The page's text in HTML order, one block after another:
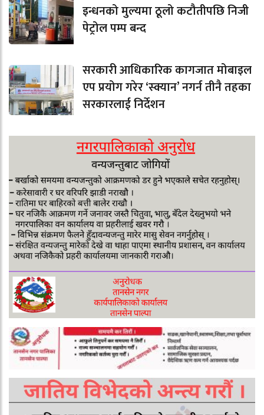
इन्धनको मुल्यमा ठूलो कटौतीपछि निजी
पेट्रोल पम्प बन्द
सरकारी आधिकारिक कागजात मोबाइल
एप प्रयोग गरेर ‘स्क्यान’ नगर्न तीनै तहका
सरकारलाई निर्देशन